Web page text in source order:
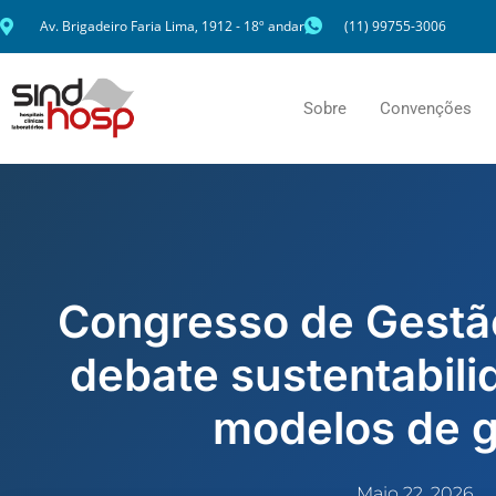
Ir
conteúdo
Av. Brigadeiro Faria Lima, 1912 - 18º andar (11) 99755-3006
Sobre Convenções
Congresso de
debate
modelos de